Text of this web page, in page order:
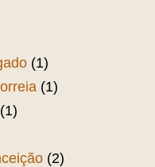
(1)
(1)
(1)
(2)